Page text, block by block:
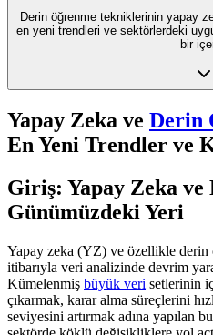
Derin öğrenme tekniklerinin yapay
en yeni trendleri ve sektörlerdeki
bir
Yapay Zeka ve Derin
En Yeni Trendler ve
Giriş: Yapay Zeka
Günümüzdeki Yeri
Yapay zeka (YZ) ve özellikle derin
itibarıyla veri analizinde devrim
Kümelenmiş büyük veri setlerinin
çıkarmak, karar alma süreçlerini
seviyesini artırmak adına yapılan